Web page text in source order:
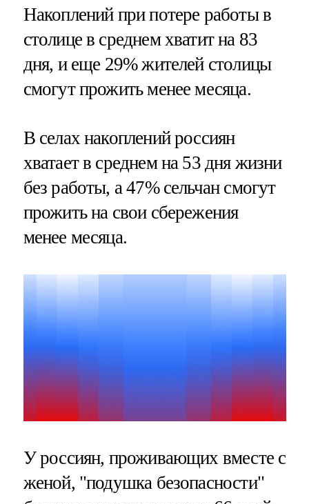
Накоплений при потере работы в
столице в среднем хватит на 83
дня, и еще 29% жителей столицы
смогут прожить менее месяца.
В селах накоплений россиян
хватает в среднем на 53 дня жизни
без работы, а 47% сельчан смогут
прожить на свои сбережения
менее месяца.
У россиян, проживающих вместе с
женой, "подушка безопасности"